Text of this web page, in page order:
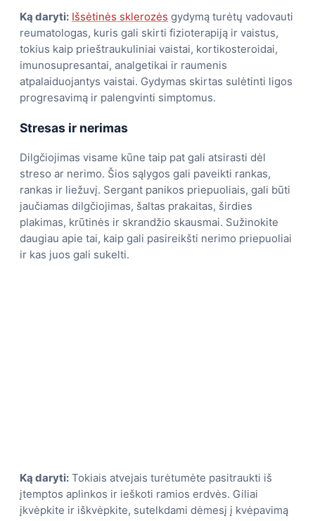
Ką daryti: Išsėtinės sklerozės gydymą turėtų vadovauti
reumatologas, kuris gali skirti fizioterapiją ir vaistus,
tokius kaip prieštraukuliniai vaistai, kortikosteroidai,
imunosupresantai, analgetikai ir raumenis
atpalaiduojantys vaistai. Gydymas skirtas sulėtinti ligos
progresavimą ir palengvinti simptomus.
Stresas ir nerimas
Dilgčiojimas visame kūne taip pat gali atsirasti dėl
streso ar nerimo. Šios sąlygos gali paveikti rankas,
rankas ir liežuvį. Sergant panikos priepuoliais, gali būti
jaučiamas dilgčiojimas, šaltas prakaitas, širdies
plakimas, krūtinės ir skrandžio skausmai. Sužinokite
daugiau apie tai, kaip gali pasireikšti nerimo priepuoliai
ir kas juos gali sukelti.
Ką daryti: Tokiais atvejais turėtumėte pasitraukti iš
įtemptos aplinkos ir ieškoti ramios erdvės. Giliai
įkvėpkite ir iškvėpkite, sutelkdami dėmesį į kvėpavimą